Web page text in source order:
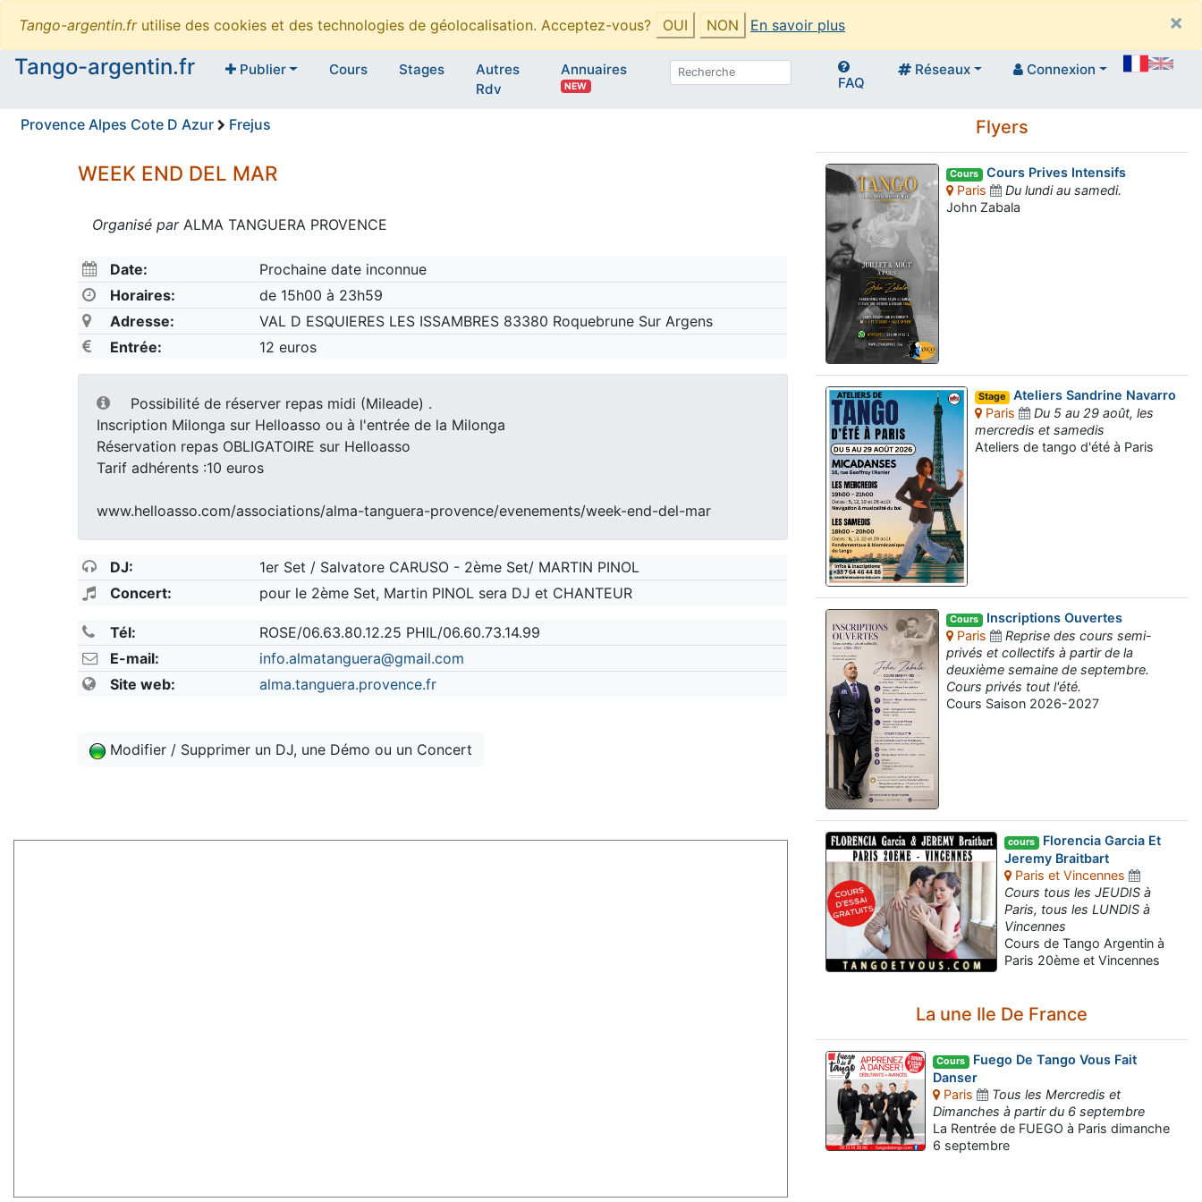
Tango-argentin.frutilise des cookies et des technologies de géolocalisation. Acceptez-vous? OUI NON En savoir plus
×
Tango-argentin.fr
Publier Cours Stages
Autres
Rdv
Annuaires
NEW FAQ
Réseaux Connexion
Provence Alpes Cote D Azur Frejus
WEEK END DEL MAR
Organisé parALMA TANGUERA PROVENCE
Date:
Prochaine date inconnue
Horaires:
de 15h00 à 23h59
Adresse:
VAL D ESQUIERES LES ISSAMBRES 83380 Roquebrune Sur Argens
Entrée:
12 euros
Possibilité de réserver repas midi (Mileade) .
Inscription Milonga sur Helloasso ou à l'entrée de la Milonga
Réservation repas OBLIGATOIRE sur Helloasso
Tarif adhérents :10 euros
www.helloasso.com/associations/alma-tanguera-provence/evenements/week-end-del-mar
DJ:
1er Set / Salvatore CARUSO - 2ème Set/ MARTIN PINOL
Concert:
pour le 2ème Set, Martin PINOL sera DJ et CHANTEUR
Tél:
ROSE/06.63.80.12.25 PHIL/06.60.73.14.99
E-mail:
info.almatanguera@gmail.com
Site web:
alma.tanguera.provence.fr
Modifier / Supprimer un DJ, une Démo ou un Concert
Flyers
Cours Cours Prives Intensifs
Paris
Du lundi au samedi.
John Zabala
Stage Ateliers Sandrine Navarro
Paris
Du 5 au 29 août, les
mercredis et samedis
Ateliers de tango d'été à Paris
Cours Inscriptions Ouvertes
Paris
Reprise des cours semi-
privés et collectifs à partir de la
deuxième semaine de septembre.
Cours privés tout l'été.
Cours Saison 2026-2027
cours Florencia Garcia Et
Jeremy Braitbart
Paris et Vincennes
Cours tous les JEUDIS à
Paris, tous les LUNDIS à
Vincennes
Cours de Tango Argentin à
Paris 20ème et Vincennes
La une Ile De France
Cours Fuego De Tango Vous Fait
Danser
Paris
Tous les Mercredis et
Dimanches à partir du 6 septembre
La Rentrée de FUEGO à Paris dimanche
6 septembre